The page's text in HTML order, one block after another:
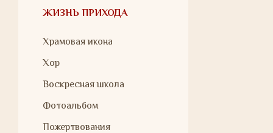
ЖИЗНЬ ПРИХОДА
Храмовая икона
Хор
Воскресная школа
Фотоальбом
Пожертвования